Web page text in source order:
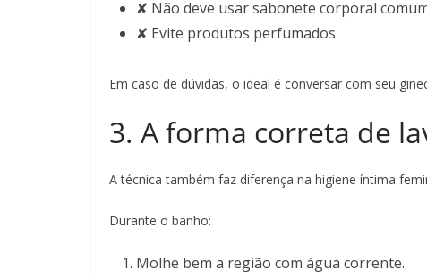
✘ Não deve usar sabonete corporal
✘ Evite produtos perfumados
Em caso de dúvidas, o ideal é conversar com seu
3. A forma correta de
A técnica também faz diferença na higiene íntima
Durante o banho:
Molhe bem a região com água corrente.